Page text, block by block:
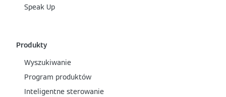
Speak Up
Produkty
Wyszukiwanie
Program produktów
Inteligentne sterowanie